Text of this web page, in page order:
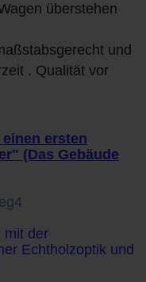
überstehen
und
. Qualität vor
ersten
(Das Gebäude
mit der
Echtholzoptik und